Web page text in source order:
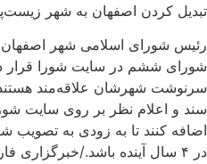
تبدیل کردن اصفهان به شهر
رئیس شورای اسلامی شهر اصفهان
شورای ششم در سایت شورا قرار
سرنوشت شهرشان علاقه‌مند
سند و اعلام نظر بر روی سایت
اضافه کنند تا به زودی به تصویب
در ۴ سال آینده باشد./خبرگزاری فارس